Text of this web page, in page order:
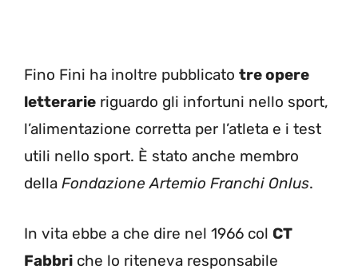
Fino Fini ha inoltre pubblicato tre opere
letterarie riguardo gli infortuni nello sport,
l’alimentazione corretta per l’atleta e i test
utili nello sport. È stato anche membro
della Fondazione Artemio Franchi Onlus.
In vita ebbe a che dire nel 1966 col CT
Fabbri che lo riteneva responsabile